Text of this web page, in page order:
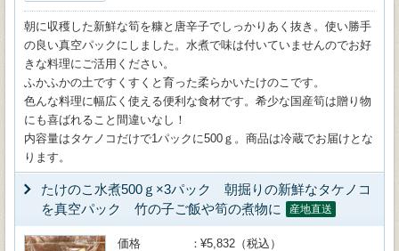
朝に収穫した新鮮な筍を糠と唐辛子でしっかりあく抜き。使い勝手
の良い真空パックにしました。水煮で味は付いていませんのでお好
きな料理にご活用ください。
ふかふかの土ですくすくと育った柔らかいたけのこです。
色んな料理に幅広く使える便利な食材です。希少な国産筍は贈り物
にも喜ばれること間違いなし！
内容量はタケノコだけで1パックに500ｇ。商品は冷蔵でお届けとな
ります。
たけのこ水煮500ｇ×3パック 朝掘りの新鮮なタケノコ
を真空パック 竹の子ご飯や筍の煮物に
産地直送
価格
¥5,832（税込）